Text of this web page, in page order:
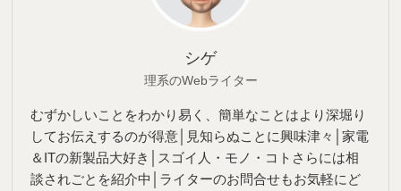
シゲ
理系のWebライター
むずかしいことをわかり易く、簡単なことはより深堀り
してお伝えするのが得意│見知らぬことに興味津々│家電
＆ITの新製品大好き│スゴイ人・モノ・コトさらには相
談されごとを紹介中│ライターのお問合せもお気軽にど